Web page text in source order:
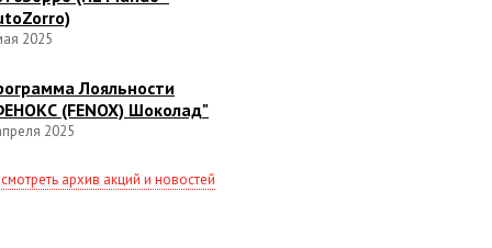
2025
Лояльности
(FENOX) Шоколад"
2025
архив акций и новостей